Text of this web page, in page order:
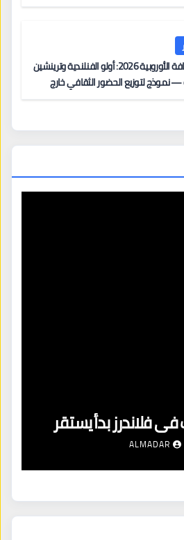
عاصمتا الثقافة الأوروبية 2026: أولو الفنلندية وترينشين
نموذج لتوزيع الحضور الثقافي خارج
مع العقل
27 يوليو، 2026